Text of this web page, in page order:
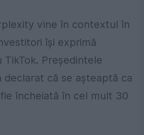
vine în contextul în
își exprimă
Președintele
declarat că se așteaptă ca
încheiată în cel mult 30